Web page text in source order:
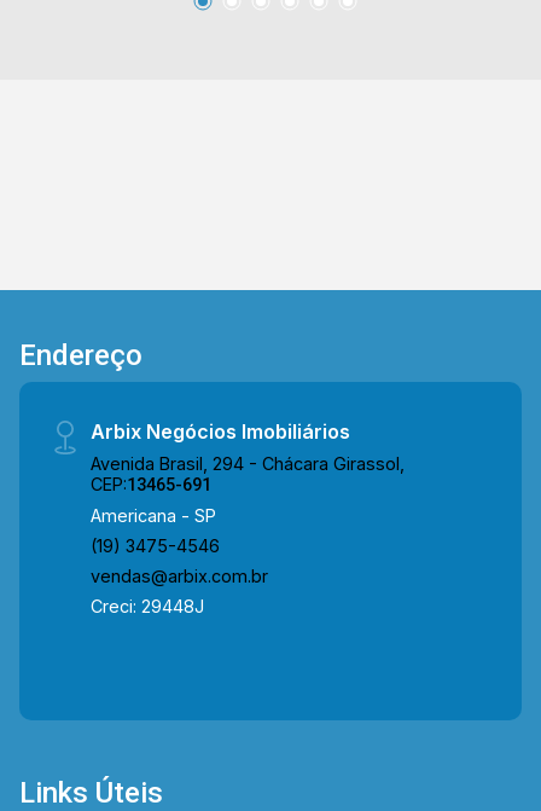
e Telefone Arbix: (19) 3475-4546 ARBIX
Endereço
Arbix Negócios Imobiliários
Avenida Brasil, 294 - Chácara Girassol,
CEP:13465-691
Americana - SP
(19) 3475-4546
vendas@arbix.com.br
Creci: 29448J
Links Úteis